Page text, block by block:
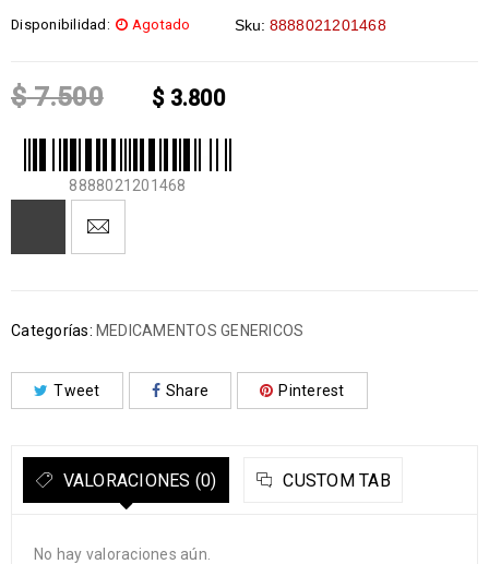
Disponibilidad: Agotado Sku: 8888021201468
$7.500 $3.800
8888021201468
Categorías: MEDICAMENTOS GENERICOS
Tweet Share Pinterest
VALORACIONES (0) CUSTOM TAB
No hay valoraciones aún.